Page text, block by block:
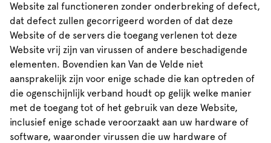
Website zal functioneren zonder onderbreking of defect,
dat defect zullen gecorrigeerd worden of dat deze
Website of de servers die toegang verlenen tot deze
Website vrij zijn van virussen of andere beschadigende
elementen. Bovendien kan Van de Velde niet
aansprakelijk zijn voor enige schade die kan optreden of
die ogenschijnlijk verband houdt op gelijk welke manier
met de toegang tot of het gebruik van deze Website,
inclusief enige schade veroorzaakt aan uw hardware of
software, waaronder virussen die uw hardware of